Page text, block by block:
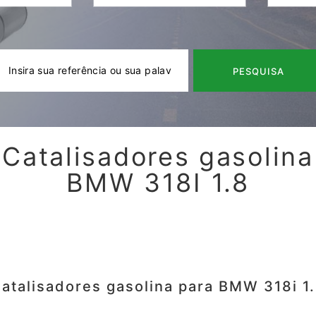
PESQUISA
Catalisadores gasolina
BMW 318I 1.8
gasolina para BMW 318i